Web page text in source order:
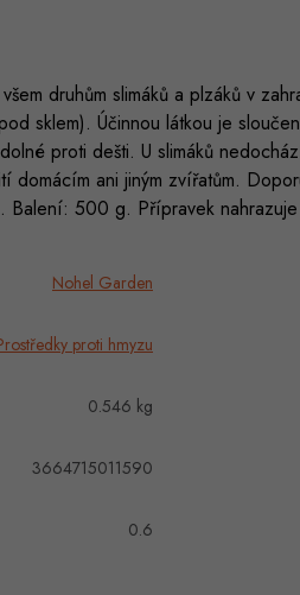
druhům slimáků a plzáků v
sklem). Účinnou látkou je
proti dešti. U slimáků
domácím ani jiným zvířatům.
Balení: 500 g. Přípravek
Nohel Garden
proti hmyzu
0.546 kg
3664715011590
0.6